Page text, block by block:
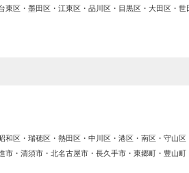
東区・墨田区・江東区・品川区・目黒区・大田区・
和区・瑞穂区・熱田区・中川区・港区・南区・守山
・清須市・北名古屋市・長久手市・東郷町・豊山町